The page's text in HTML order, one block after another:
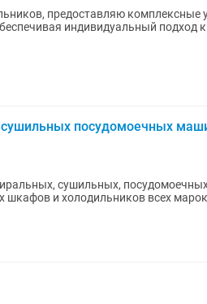
предоставляю комплексные
индивидуальный подход
сушильных посудомоечных
сушильных,
производителей,